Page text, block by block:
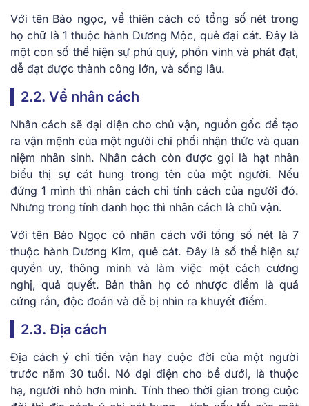
Với tên Bảo ngọc, về thiên cách có tổng số nét trong
họ chữ là 1 thuộc hành Dương Mộc, quẻ đại cát. Đây là
một con số thể hiện sự phú quý, phồn vinh và phát đạt,
dễ đạt được thành công lớn, và sống lâu.
2.2. Về nhân cách
Nhân cách sẽ đại diện cho chủ vận, nguồn gốc để tạo
ra vận mệnh của một người chi phối nhận thức và quan
niệm nhân sinh. Nhân cách còn được gọi là hạt nhân
biểu thị sự cát hung trong tên của một người. Nếu
đứng 1 mình thì nhân cách chỉ tính cách của người đó.
Nhưng trong tính danh học thì nhân cách là chủ vận.
Với tên Bảo Ngọc có nhân cách với tổng số nét là 7
thuộc hành Dương Kim, quẻ cát. Đây là số thể hiện sự
quyền uy, thông minh và làm việc một cách cương
nghị, quả quyết. Bản thân họ có nhược điểm là quá
cứng rắn, độc đoán và dễ bị nhìn ra khuyết điểm.
2.3. Địa cách
Địa cách ý chỉ tiền vận hay cuộc đời của một người
trước năm 30 tuổi. Nó đại điện cho bề dưới, là thuộc
hạ, người nhỏ hơn mình. Tính theo thời gian trong cuộc